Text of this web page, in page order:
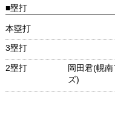
■塁打
本塁打
3塁打
2塁打
岡田君(幌
ズ)